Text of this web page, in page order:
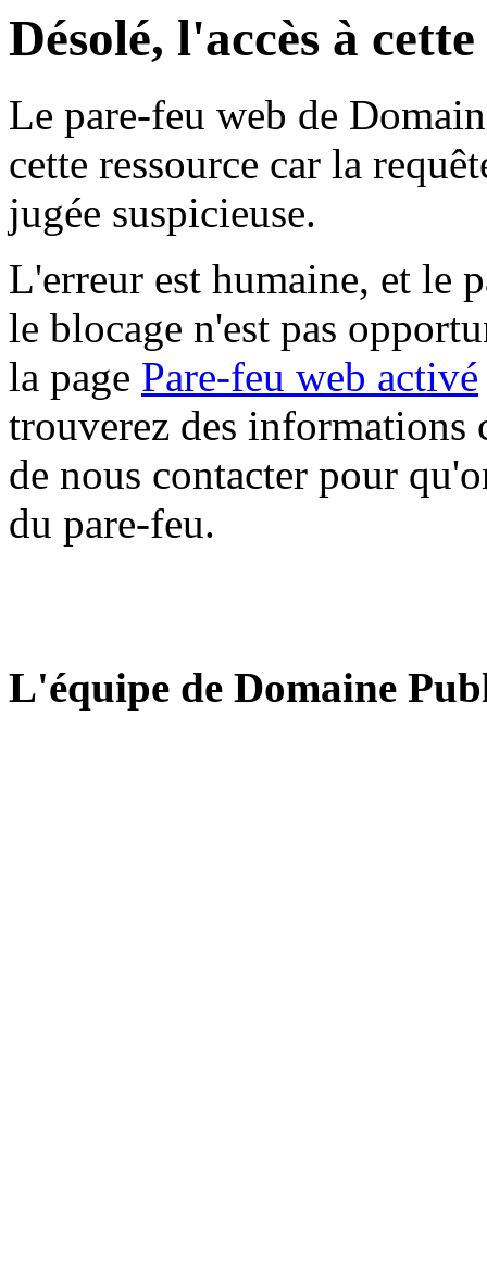
Désolé, l'accès à
Le pare-feu web de
cette ressource car la
jugée suspicieuse.
L'erreur est humaine, et le
le blocage n'est pas
la page Pare-feu web activé
trouverez des informations
de nous contacter pour
du pare-feu.
L'équipe de Domaine